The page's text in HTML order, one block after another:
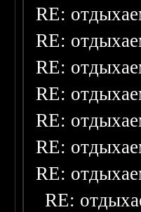
RE:
RE:
RE:
RE:
RE:
RE:
RE:
RE: